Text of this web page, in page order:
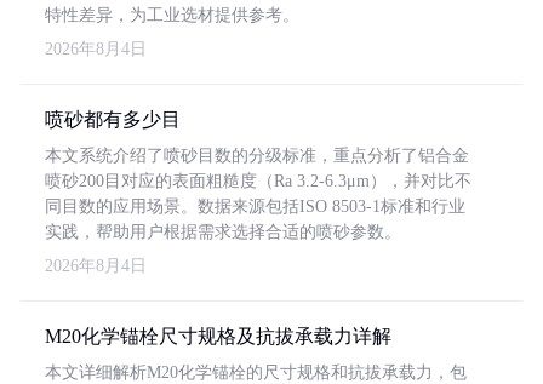
特性差异，为工业选材提供参考。
2026年8月4日
喷砂都有多少目
本文系统介绍了喷砂目数的分级标准，重点分析了铝合金
喷砂200目对应的表面粗糙度（Ra 3.2-6.3μm），并对比不
同目数的应用场景。数据来源包括ISO 8503-1标准和行业
实践，帮助用户根据需求选择合适的喷砂参数。
2026年8月4日
M20化学锚栓尺寸规格及抗拔承载力详解
本文详细解析M20化学锚栓的尺寸规格和抗拔承载力，包